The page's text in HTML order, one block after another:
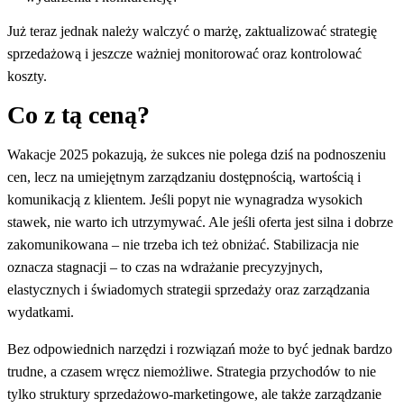
Już teraz jednak należy walczyć o marżę, zaktualizować strategię
sprzedażową i jeszcze ważniej monitorować oraz kontrolować
koszty.
Co z tą ceną?
Wakacje 2025 pokazują, że sukces nie polega dziś na podnoszeniu
cen, lecz na umiejętnym zarządzaniu dostępnością, wartością i
komunikacją z klientem. Jeśli popyt nie wynagradza wysokich
stawek, nie warto ich utrzymywać. Ale jeśli oferta jest silna i dobrze
zakomunikowana – nie trzeba ich też obniżać. Stabilizacja nie
oznacza stagnacji – to czas na wdrażanie precyzyjnych,
elastycznych i świadomych strategii sprzedaży oraz zarządzania
wydatkami.
Bez odpowiednich narzędzi i rozwiązań może to być jednak bardzo
trudne, a czasem wręcz niemożliwe. Strategia przychodów to nie
tylko struktury sprzedażowo-marketingowe, ale także zarządzanie